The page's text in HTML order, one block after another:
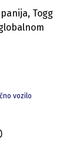
Togg
vozilo